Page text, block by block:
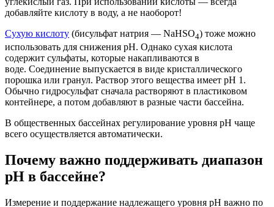
добавляйте кислоту в воду, а не наоборот!
Сухую кислоту (бисульфат натрия — NaHSO4) тоже можно
использовать для снижения pH. Однако сухая кислота
содержит сульфаты, которые накапливаются в
воде. Соединение выпускается в виде кристаллического
порошка или гранул. Раствор этого вещества имеет pH 1.
Обычно гидросульфат сначала растворяют в пластиковом
контейнере, а потом добавляют в разные части бассейна.
В общественных бассейнах регулирование уровня pH чаще
всего осуществляется автоматически.
Почему важно поддерживать диапазон
pH в бассейне?
Измерение и поддержание надлежащего уровня pH важно по